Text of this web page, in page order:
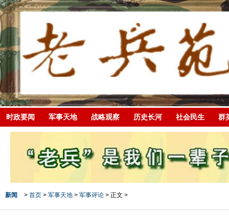
时政要闻 军事天地 战略观察 历史长河 社会民生 群
新闻 > 首页 > 军事天地 > 军事评论 > 正文 >